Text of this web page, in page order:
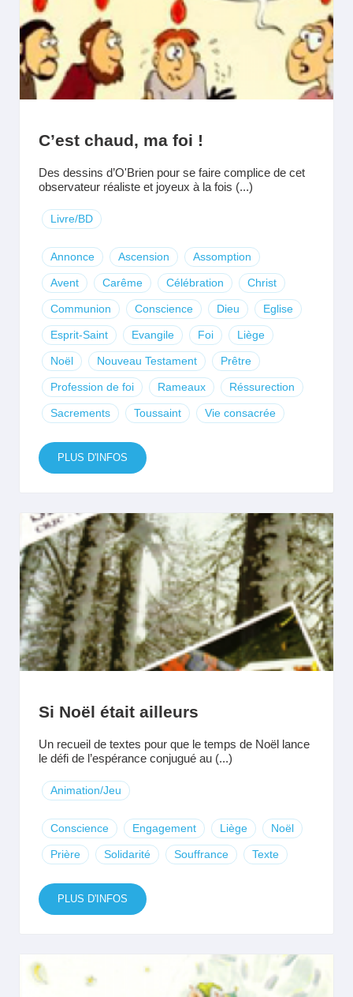
C’est chaud, ma foi !
Des dessins d’O'Brien pour se faire complice de cet
observateur réaliste et joyeux à la fois (...)
Livre/BD
Annonce Ascension Assomption
Avent Carême Célébration Christ
Communion Conscience Dieu Eglise
Esprit-Saint Evangile Foi Liège
Noël Nouveau Testament Prêtre
Profession de foi Rameaux Réssurection
Sacrements Toussaint Vie consacrée
PLUS D'INFOS
Si Noël était ailleurs
Un recueil de textes pour que le temps de Noël lance
le défi de l’espérance conjugué au (...)
Animation/Jeu
Conscience Engagement Liège Noël
Prière Solidarité Souffrance Texte
PLUS D'INFOS